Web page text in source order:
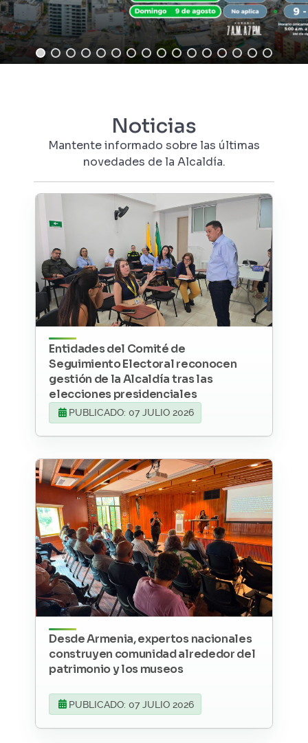
Noticias
Mantente informado sobre las últimas
novedades de la Alcaldía.
Entidades del Comité de
Seguimiento Electoral reconocen
gestión de la Alcaldía tras las
elecciones presidenciales
PUBLICADO: 07 JULIO 2026
Desde Armenia, expertos nacionales
construyen comunidad alrededor del
patrimonio y los museos
PUBLICADO: 07 JULIO 2026